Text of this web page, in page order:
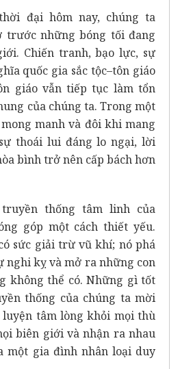
đại hôm nay, chúng ta
trước những bóng tối đang
Chiến tranh, bạo lực, sự
quốc gia sắc tộc–tôn giáo
giáo vẫn tiếp tục làm tổn
của chúng ta. Trong một
manh và đôi khi mang
thoái lui đáng lo ngại, lời
bình trở nên cấp bách hơn
thống tâm linh của
góp một cách thiết yếu.
sức giải trừ vũ khí; nó phá
nghi kỵ và mở ra những con
không thể có. Những gì tốt
thống của chúng ta mời
tâm lòng khỏi mọi thù
biên giới và nhận ra nhau
một gia đình nhân loại duy